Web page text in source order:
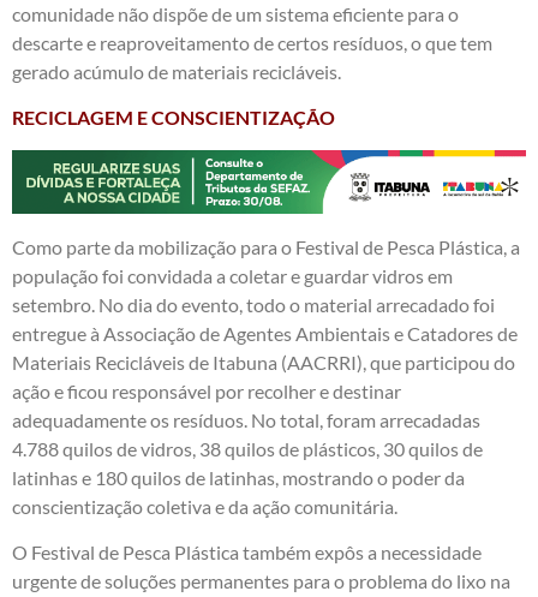
comunidade não dispõe de um sistema eficiente para o
descarte e reaproveitamento de certos resíduos, o que tem
gerado acúmulo de materiais recicláveis.
RECICLAGEM E CONSCIENTIZAÇÃO
Como parte da mobilização para o Festival de Pesca Plástica, a
população foi convidada a coletar e guardar vidros em
setembro. No dia do evento, todo o material arrecadado foi
entregue à Associação de Agentes Ambientais e Catadores de
Materiais Recicláveis de Itabuna (AACRRI), que participou do
ação e ficou responsável por recolher e destinar
adequadamente os resíduos. No total, foram arrecadadas
4.788 quilos de vidros, 38 quilos de plásticos, 30 quilos de
latinhas e 180 quilos de latinhas, mostrando o poder da
conscientização coletiva e da ação comunitária.
O Festival de Pesca Plástica também expôs a necessidade
urgente de soluções permanentes para o problema do lixo na